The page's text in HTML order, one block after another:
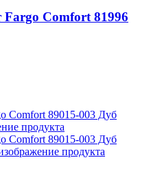
Comfort 81996